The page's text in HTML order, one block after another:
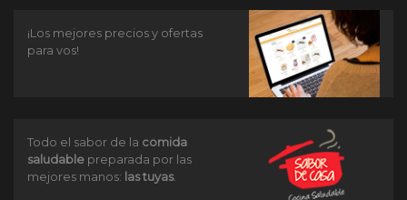
¡Los mejores precios y ofertas
para vos!
Todo el sabor de la comida
saludable preparada por las
mejores manos: las tuyas.